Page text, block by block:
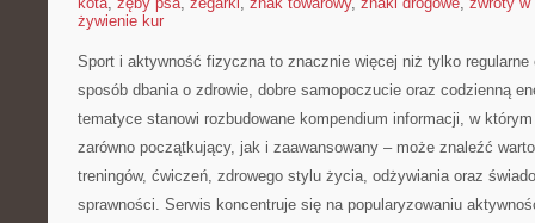
żywienie kur
Sport i aktywność fizyczna to znacznie więcej niż tylko
sposób dbania o zdrowie, dobre samopoczucie oraz codzienną
tematyce stanowi rozbudowane kompendium informacji, w
zarówno początkujący, jak i zaawansowany – może znaleźć
treningów, ćwiczeń, zdrowego stylu życia, odżywiania oraz
sprawności. Serwis koncentruje się na popularyzowaniu